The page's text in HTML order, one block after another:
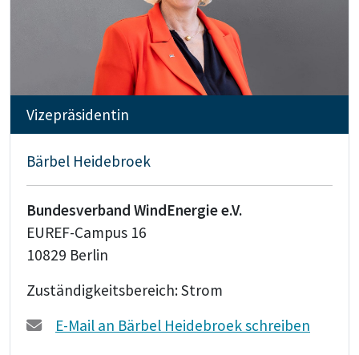
Vizepräsidentin
Bärbel Heidebroek
Bundesverband WindEnergie e.V.
EUREF-Campus 16
10829 Berlin
Zuständigkeitsbereich: Strom
E-Mail an Bärbel Heidebroek schreiben